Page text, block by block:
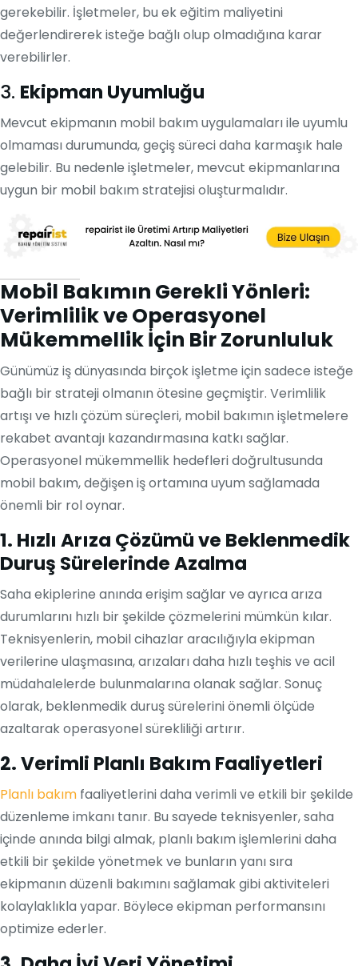
gerekebilir. İşletmeler, bu ek eğitim maliyetini
değerlendirerek isteğe bağlı olup olmadığına karar
verebilirler.
3. Ekipman Uyumluğu
Mevcut ekipmanın mobil bakım uygulamaları ile uyumlu
olmaması durumunda, geçiş süreci daha karmaşık hale
gelebilir. Bu nedenle işletmeler, mevcut ekipmanlarına
uygun bir mobil bakım stratejisi oluşturmalıdır.
Mobil Bakımın Gerekli Yönleri:
Verimlilik ve Operasyonel
Mükemmellik İçin Bir Zorunluluk
Günümüz iş dünyasında birçok işletme için sadece isteğe
bağlı bir strateji olmanın ötesine geçmiştir. Verimlilik
artışı ve hızlı çözüm süreçleri, mobil bakımın işletmelere
rekabet avantajı kazandırmasına katkı sağlar.
Operasyonel mükemmellik hedefleri doğrultusunda
mobil bakım, değişen iş ortamına uyum sağlamada
önemli bir rol oynar.
1. Hızlı Arıza Çözümü ve Beklenmedik
Duruş Sürelerinde Azalma
Saha ekiplerine anında erişim sağlar ve ayrıca arıza
durumlarını hızlı bir şekilde çözmelerini mümkün kılar.
Teknisyenlerin, mobil cihazlar aracılığıyla ekipman
verilerine ulaşmasına, arızaları daha hızlı teşhis ve acil
müdahalelerde bulunmalarına olanak sağlar. Sonuç
olarak, beklenmedik duruş sürelerini önemli ölçüde
azaltarak operasyonel sürekliliği artırır.
2. Verimli Planlı Bakım Faaliyetleri
Planlı bakım faaliyetlerini daha verimli ve etkili bir şekilde
düzenleme imkanı tanır. Bu sayede teknisyenler, saha
içinde anında bilgi almak, planlı bakım işlemlerini daha
etkili bir şekilde yönetmek ve bunların yanı sıra
ekipmanın düzenli bakımını sağlamak gibi aktiviteleri
kolaylaklıkla yapar. Böylece ekipman performansını
optimize ederler.